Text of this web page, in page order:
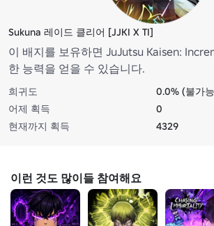
Sukuna 레이드 클리어 [JJKI X TI]
이 배지를 보유하면 JuJutsu Kaisen:
한 능력을 얻을 수 있습니다.
희귀도
0.0% (불가
어제 획득
0
현재까지 획득
4329
이런 것도 많이들 참여해요